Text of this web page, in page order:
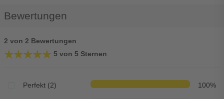
Bewertungen
2 von 2 Bewertungen
★★★★★
★★★★★ 5 von 5 Sternen
Perfekt (2) 100%